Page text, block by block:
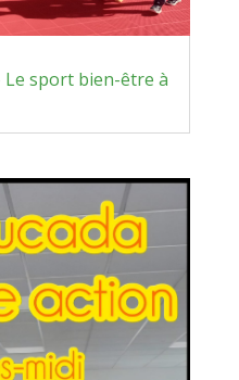
Le sport bien-être à